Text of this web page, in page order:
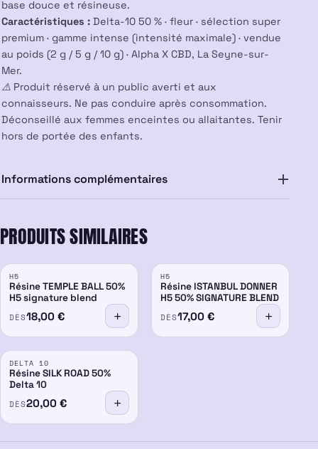
base douce et résineuse.
Caractéristiques : Delta-10 50 % · fleur · sélection super
premium · gamme intense (intensité maximale) · vendue
au poids (2 g / 5 g / 10 g) · Alpha X CBD, La Seyne-sur-
Mer.
⚠️ Produit réservé à un public averti et aux
connaisseurs. Ne pas conduire après consommation.
Déconseillé aux femmes enceintes ou allaitantes. Tenir
hors de portée des enfants.
Informations complémentaires
PRODUITS SIMILAIRES
50%
H5
Résine TEMPLE BALL 50%
H5 signature blend
DÈS18,00€
50%
H5
Résine ISTANBUL DONNER
H5 50% SIGNATURE BLEND
DÈS17,00€
50%
DELTA 10
Résine SILK ROAD 50%
Delta 10
DÈS20,00€